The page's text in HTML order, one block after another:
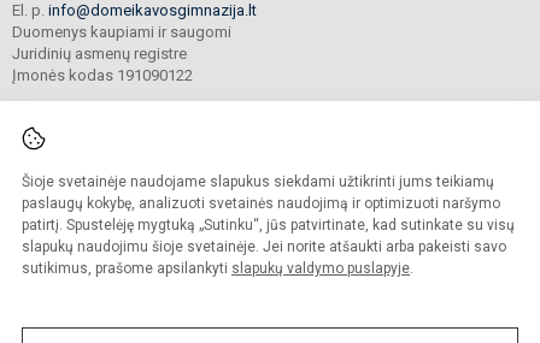
Šioje svetainėje naudojame slapukus siekdami užtikrinti jums teikiamų
paslaugų kokybę, analizuoti svetainės naudojimą ir optimizuoti naršymo
patirtį. Spustelėję mygtuką „Sutinku“, jūs patvirtinate, kad sutinkate su visų
slapukų naudojimu šioje svetainėje. Jei norite atšaukti arba pakeisti savo
sutikimus, prašome apsilankyti slapukų valdymo puslapyje.
El. p. info@domeikavosgimnazija.lt
Duomenys kaupiami ir saugomi
Juridinių asmenų registre
Įmonės kodas 191090122
© 2021. Kauno r. Domeikavos gimnazija. Visos teisės saugomos.
Kopijuoti turinį be raštiško gimnazijos sutikimo griežtai draudžiama.
Prieinamumo paraiška Slapukų valdymas
Sumanus būdas atnaujinti